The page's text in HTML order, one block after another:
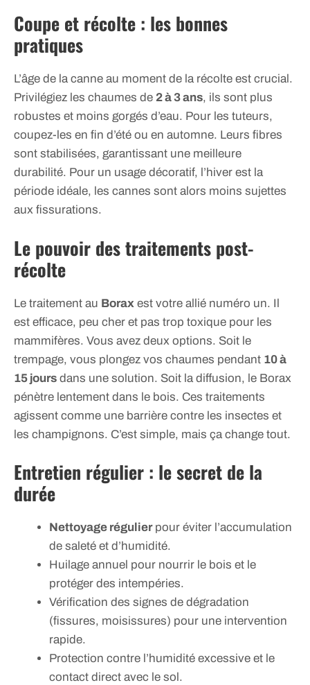
Coupe et récolte : les bonnes
pratiques
L’âge de la canne au moment de la récolte est crucial.
Privilégiez les chaumes de 2 à 3 ans, ils sont plus
robustes et moins gorgés d’eau. Pour les tuteurs,
coupez-les en fin d’été ou en automne. Leurs fibres
sont stabilisées, garantissant une meilleure
durabilité. Pour un usage décoratif, l’hiver est la
période idéale, les cannes sont alors moins sujettes
aux fissurations.
Le pouvoir des traitements post-
récolte
Le traitement au Borax est votre allié numéro un. Il
est efficace, peu cher et pas trop toxique pour les
mammifères. Vous avez deux options. Soit le
trempage, vous plongez vos chaumes pendant 10 à
15 jours dans une solution. Soit la diffusion, le Borax
pénètre lentement dans le bois. Ces traitements
agissent comme une barrière contre les insectes et
les champignons. C’est simple, mais ça change tout.
Entretien régulier : le secret de la
durée
Nettoyage régulierpour éviter l’accumulation
de saleté et d’humidité.
Huilage annuel pour nourrir le bois et le
protéger des intempéries.
Vérification des signes de dégradation
(fissures, moisissures) pour une intervention
rapide.
Protection contre l’humidité excessive et le
contact direct avec le sol.